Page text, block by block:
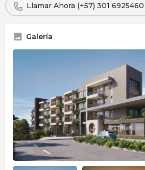
Llamar Ahora (+57) 301 6925460
Galería